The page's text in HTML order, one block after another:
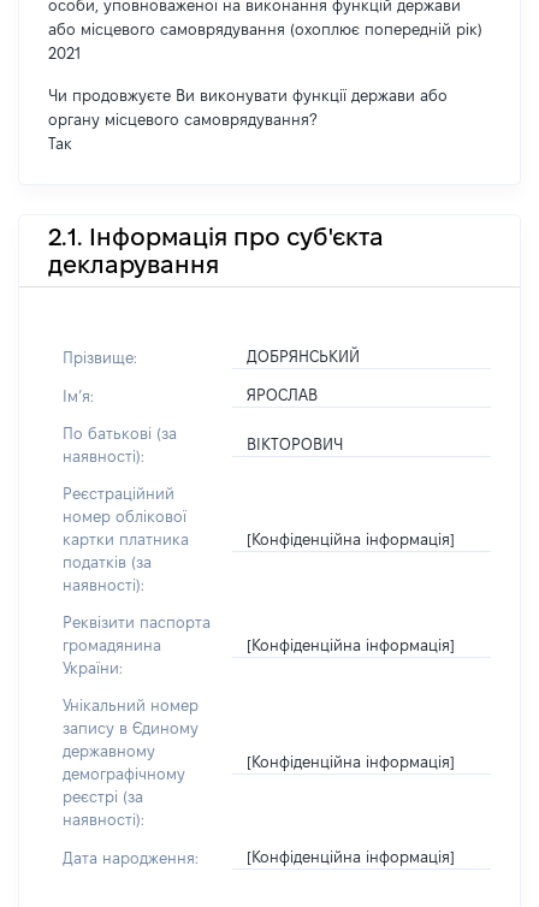
особи, уповноваженої на виконання функцій держави
або місцевого самоврядування (охоплює попередній рік)
2021
Чи продовжуєте Ви виконувати функції держави або
органу місцевого самоврядування?
Так
2.1. Інформація про суб'єкта
декларування
Прізвище: ДОБРЯНСЬКИЙ
Імʼя: ЯРОСЛАВ
По батькові (за
наявності):
ВІКТОРОВИЧ
Реєстраційний
номер облікової
картки платника
податків (за
наявності):
[Конфіденційна інформація]
Реквізити паспорта
громадянина
України:
[Конфіденційна інформація]
Унікальний номер
запису в Єдиному
державному
демографічному
реєстрі (за
наявності):
[Конфіденційна інформація]
Дата народження: [Конфіденційна інформація]